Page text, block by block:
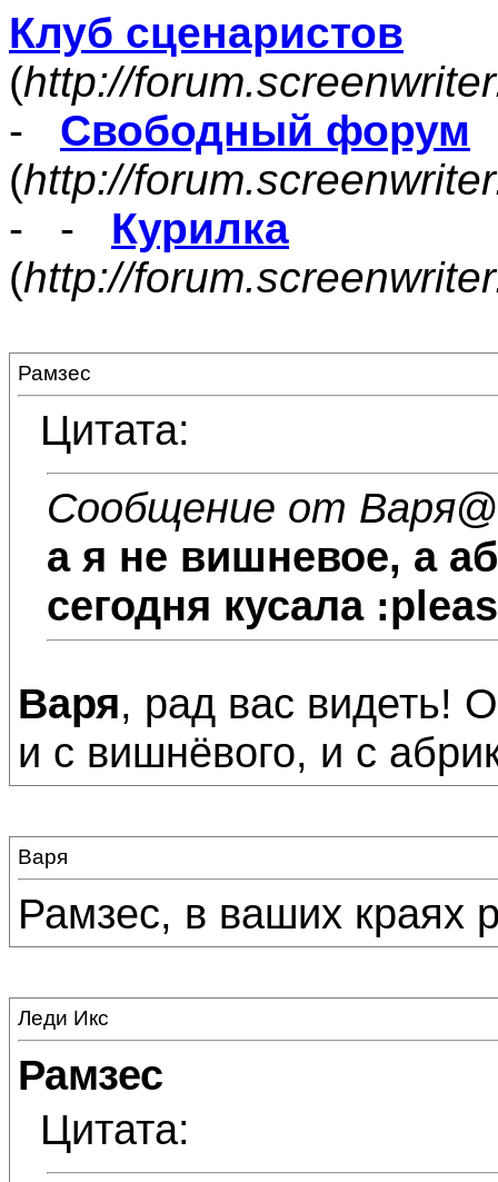
Клуб сценаристов
(http://
- Свободный форум
(http://
- - Курилка
(http://
Рамзес
Цитата:
Сообщение от Варя
а я не вишневое, а
сегодня кусала
Варя, рад вас видеть!
и с вишнёвого, и с
Варя
Рамзес, в ваших краях
Леди Икс
Рамзес
Цитата: